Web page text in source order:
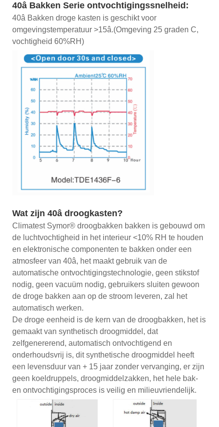
40â Bakken Serie ontvochtigingssnelheid:
40â Bakken droge kasten is geschikt voor
omgevingstemperatuur >15â.(Omgeving 25 graden C,
vochtigheid 60%RH)
Wat zijn 40â droogkasten?
Climatest Symor® droogbakken bakken is gebouwd om
de luchtvochtigheid in het interieur <10% RH te houden
en elektronische componenten te bakken onder een
atmosfeer van 40â, het maakt gebruik van de
automatische ontvochtigingstechnologie, geen stikstof
nodig, geen vacuüm nodig, gebruikers sluiten gewoon
de droge bakken aan op de stroom leveren, zal het
automatisch werken.
De droge eenheid is de kern van de droogbakken, het is
gemaakt van synthetisch droogmiddel, dat
zelfgenererend, automatisch ontvochtigend en
onderhoudsvrij is, dit synthetische droogmiddel heeft
een levensduur van + 15 jaar zonder vervanging, er zijn
geen koeldruppels, droogmiddelzakken, het hele bak-
en ontvochtigingsproces is veilig en milieuvriendelijk.